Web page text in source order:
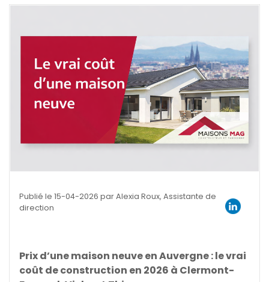
Publié le 15-04-2026 par Alexia Roux, Assistante de
direction
Prix d’une maison neuve en Auvergne : le vrai
coût de construction en 2026 à Clermont-